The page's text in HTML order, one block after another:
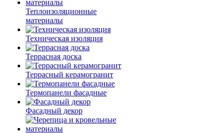
Теплоизоляционные
материалы
Техническая изоляция
Террасная доска
Террасный керамогранит
Термопанели фасадные
Фасадный декор